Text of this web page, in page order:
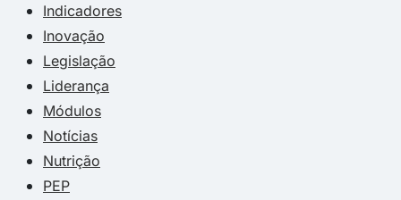
Indicadores
Inovação
Legislação
Liderança
Módulos
Notícias
Nutrição
PEP